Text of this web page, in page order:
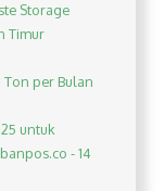
Storage
Timur
Ton per Bulan
untuk
- 14